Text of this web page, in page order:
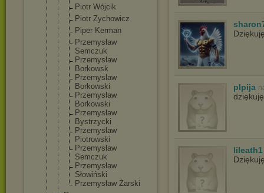
Piotr Wójcik
Piotr Zychowicz
Piper Kerman
Przemysław
Semczuk
Przemysław
Borkowsk
Przemyslaw
Borkowski
Przemysław
Borkowski
Przemysław
Bystrzycki
Przemysław
Piotrowski
Przemysław
Semczuk
Przemysław
Słowiński
Przemysław Żarski
plpija
dziękuję
lileath1